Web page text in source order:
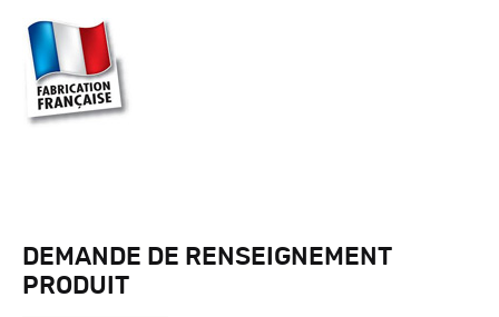
DEMANDE DE RENSEIGNEMENT
PRODUIT